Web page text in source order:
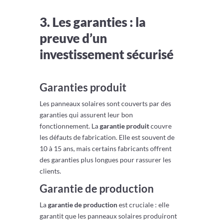
3. Les garanties : la
preuve d’un
investissement sécurisé
Garanties produit
Les panneaux solaires sont couverts par des
garanties qui assurent leur bon
fonctionnement. Lagarantie produitcouvre
les défauts de fabrication. Elle est souvent de
10 à 15 ans, mais certains fabricants offrent
des garanties plus longues pour rassurer les
clients.
Garantie de production
Lagarantie de productionest cruciale : elle
garantit que les panneaux solaires produiront